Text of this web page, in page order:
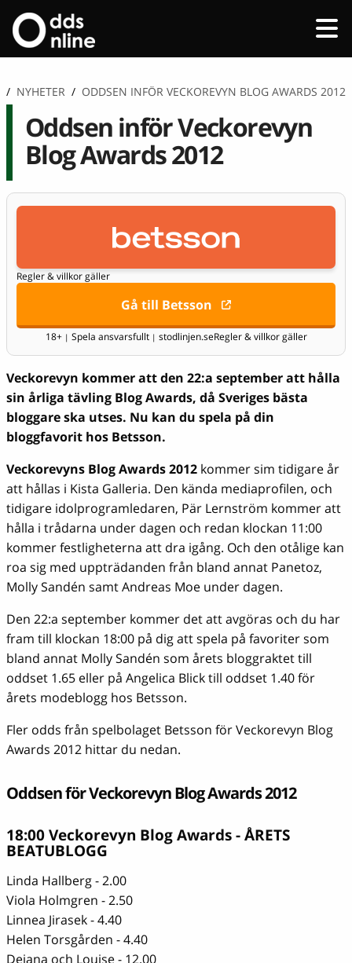
/ NYHETER / ODDSEN INFÖR VECKOREVYN BLOG AWARDS 2012
Oddsen inför Veckorevyn
Blog Awards 2012
Regler & villkor gäller
Gå till Betsson
18+ | Spela ansvarsfullt | stodlinjen.seRegler & villkor gäller
Veckorevyn kommer att den 22:a september att hålla
sin årliga tävling Blog Awards, då Sveriges bästa
bloggare ska utses. Nu kan du spela på din
bloggfavorit hos Betsson.
Veckorevyns Blog Awards 2012 kommer sim tidigare år
att hållas i Kista Galleria. Den kända mediaprofilen, och
tidigare idolprogramledaren, Pär Lernström kommer att
hålla i trådarna under dagen och redan klockan 11:00
kommer festligheterna att dra igång. Och den otålige kan
roa sig med uppträdanden från bland annat Panetoz,
Molly Sandén samt Andreas Moe under dagen.
Den 22:a september kommer det att avgöras och du har
fram till klockan 18:00 på dig att spela på favoriter som
bland annat Molly Sandén som årets bloggraktet till
oddset 1.65 eller på Angelica Blick till oddset 1.40 för
årets modeblogg hos Betsson.
Fler odds från spelbolaget Betsson för Veckorevyn Blog
Awards 2012 hittar du nedan.
Oddsen för Veckorevyn Blog Awards 2012
18:00 Veckorevyn Blog Awards - ÅRETS
BEATUBLOGG
Linda Hallberg - 2.00
Viola Holmgren - 2.50
Linnea Jirasek - 4.40
Helen Torsgården - 4.40
Dejana och Louise - 12.00